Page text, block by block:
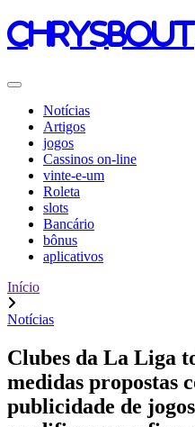
Notícias
Artigos
jogos
Cassinos on-line
vinte-e-um
Roleta
slots
Bancário
bônus
aplicativos
Início
Notícias
Clubes da La Liga
medidas propostas
publicidade de